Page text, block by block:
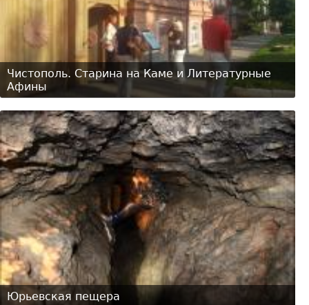
Чистополь. Старина на Каме и Литературные
Афины
Юрьевская пещера